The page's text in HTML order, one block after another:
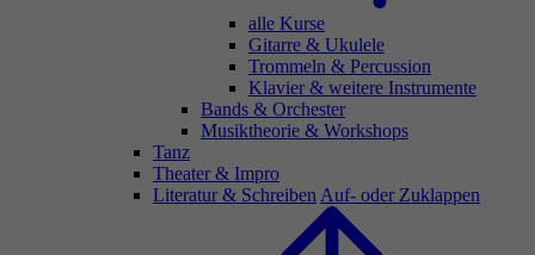
alle Kurse
Gitarre & Ukulele
Trommeln & Percussion
Klavier & weitere Instrumente
Bands & Orchester
Musiktheorie & Workshops
Tanz
Theater & Impro
Literatur & Schreiben Auf- oder Zuklappen